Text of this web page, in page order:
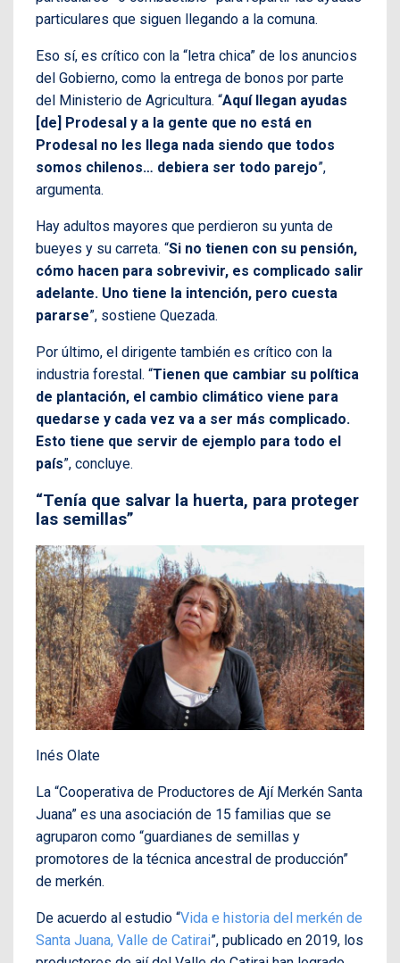
particulares que siguen llegando a la comuna.
Eso sí, es crítico con la “letra chica” de los anuncios
del Gobierno, como la entrega de bonos por parte
del Ministerio de Agricultura. “Aquí llegan ayudas
[de] Prodesal y a la gente que no está en
Prodesal no les llega nada siendo que todos
somos chilenos… debiera ser todo parejo”,
argumenta.
Hay adultos mayores que perdieron su yunta de
bueyes y su carreta. “Si no tienen con su pensión,
cómo hacen para sobrevivir, es complicado salir
adelante. Uno tiene la intención, pero cuesta
pararse”, sostiene Quezada.
Por último, el dirigente también es crítico con la
industria forestal. “Tienen que cambiar su política
de plantación, el cambio climático viene para
quedarse y cada vez va a ser más complicado.
Esto tiene que servir de ejemplo para todo el
país”, concluye.
“Tenía que salvar la huerta, para proteger
las semillas”
Inés Olate
La “Cooperativa de Productores de Ají Merkén Santa
Juana” es una asociación de 15 familias que se
agruparon como “guardianes de semillas y
promotores de la técnica ancestral de producción”
de merkén.
De acuerdo al estudio “Vida e historia del merkén de
Santa Juana, Valle de Catirai”, publicado en 2019, los